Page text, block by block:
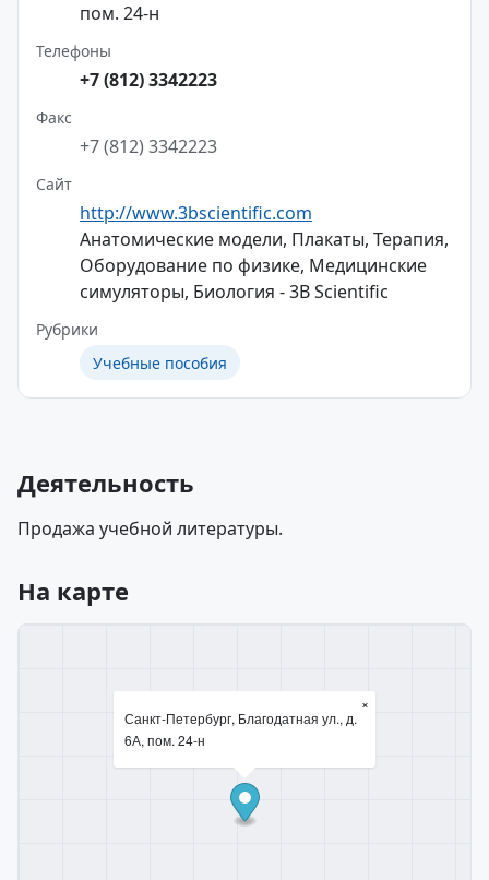
пом. 24-н
Телефоны
+7 (812) 3342223
Факс
+7 (812) 3342223
Сайт
http://www.3bscientific.com
Анатомические модели, Плакаты, Терапия,
Оборудование по физике, Медицинские
симуляторы, Биология - 3B Scientific
Рубрики
Учебные пособия
Деятельность
Продажа учебной литературы.
На карте
Санкт-Петербург, Благодатная ул., д.
6А, пом. 24-н
×